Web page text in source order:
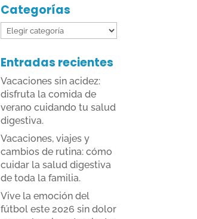
Categorías
Categorías
Entradas recientes
Vacaciones sin acidez:
disfruta la comida de
verano cuidando tu salud
digestiva.
Vacaciones, viajes y
cambios de rutina: cómo
cuidar la salud digestiva
de toda la familia.
Vive la emoción del
fútbol este 2026 sin dolor